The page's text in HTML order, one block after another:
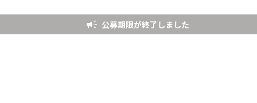
公募期限が終了しました